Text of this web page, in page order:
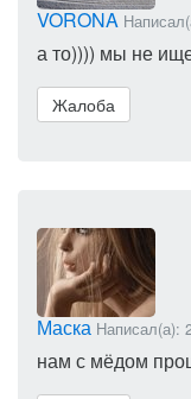
VORONA
а то)))) мы не
Жалоба
Маска Написал(а):
нам с мёдом